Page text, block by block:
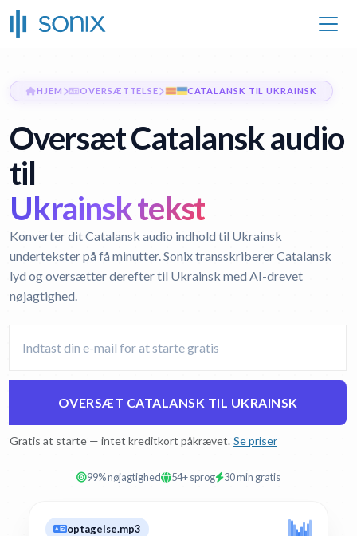
HJEM OVERSÆTTELSE CATALANSK TIL UKRAINSK
Oversæt Catalansk audio
til
Ukrainsk tekst
Konverter dit Catalansk audio indhold til Ukrainsk
undertekster på få minutter. Sonix transskriberer Catalansk
lyd og oversætter derefter til Ukrainsk med AI-drevet
nøjagtighed.
OVERSÆT CATALANSK TIL UKRAINSK
Gratis at starte — intet kreditkort påkrævet. Se priser
99% nøjagtighed 54+ sprog 30 min gratis
optagelse.mp3